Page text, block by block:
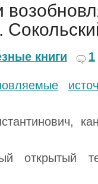
книги 1
открытый